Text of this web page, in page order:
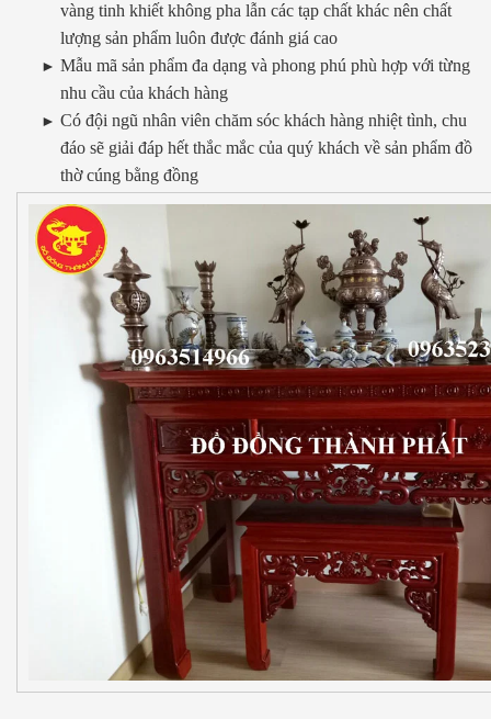
vàng tinh khiết không pha lẫn các tạp chất khác nên chất
lượng sản phẩm luôn được đánh giá cao
Mẫu mã sản phẩm đa dạng và phong phú phù hợp với từng
nhu cầu của khách hàng
Có đội ngũ nhân viên chăm sóc khách hàng nhiệt tình, chu
đáo sẽ giải đáp hết thắc mắc của quý khách về sản phẩm đồ
thờ cúng bằng đồng